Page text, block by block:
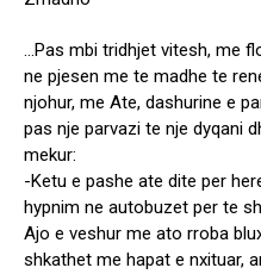
…Pas mbi tridhjet vitesh, me
ne pjesen me te madhe te
njohur, me Ate, dashurine e
pas nje parvazi te nje dyqani
mekur:
-Ketu e pashe ate dite per
hypnim ne autobuzet per te
Ajo e veshur me ato rroba
shkathet me hapat e nxituar,